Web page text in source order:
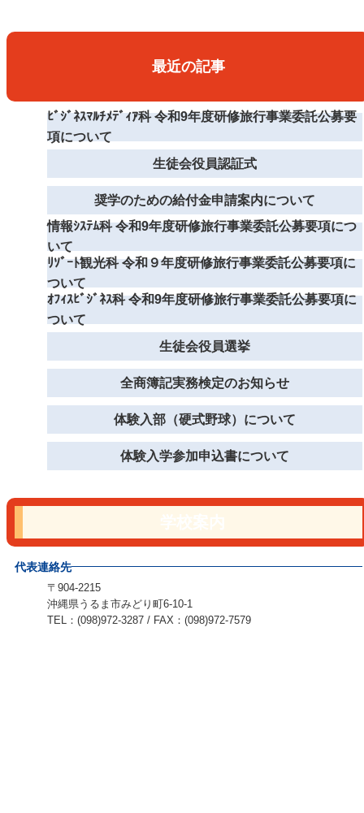
最近の記事
ﾋﾞｼﾞﾈｽﾏﾙﾁﾒﾃﾞｨｱ科 令和9年度研修旅行事業委託公募要
項について
生徒会役員認証式
奨学のための給付金申請案内について
情報ｼｽﾃﾑ科 令和9年度研修旅行事業委託公募要項につ
いて
ﾘｿﾞｰﾄ観光科 令和９年度研修旅行事業委託公募要項に
ついて
ｵﾌｨｽﾋﾞｼﾞﾈｽ科 令和9年度研修旅行事業委託公募要項に
ついて
生徒会役員選挙
全商簿記実務検定のお知らせ
体験入部（硬式野球）について
体験入学参加申込書について
代表連絡先
〒904-2215
沖縄県うるま市みどり町6-10-1
TEL：(098)972-3287 / FAX：(098)972-7579